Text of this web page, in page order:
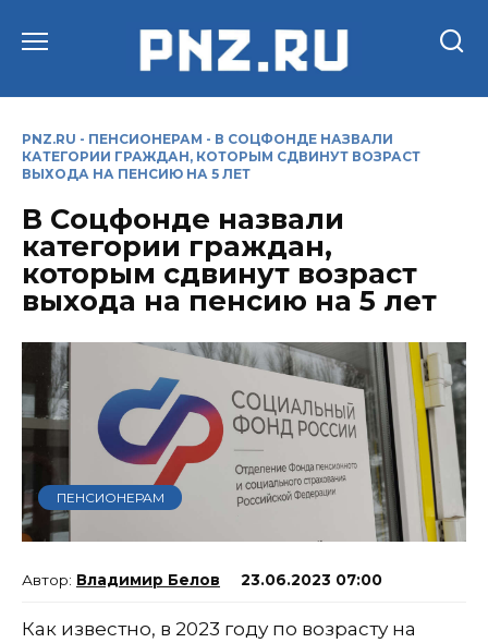
PNZ.RU - ПЕНСИОНЕРАМ - В СОЦФОНДЕ НАЗВАЛИ
КАТЕГОРИИ ГРАЖДАН, КОТОРЫМ СДВИНУТ ВОЗРАСТ
ВЫХОДА НА ПЕНСИЮ НА 5 ЛЕТ
В Соцфонде назвали
категории граждан,
которым сдвинут возраст
выхода на пенсию на 5 лет
ПЕНСИОНЕРАМ
Владимир Белов 23.06.2023 07:00
Как известно, в 2023 году по возрасту на